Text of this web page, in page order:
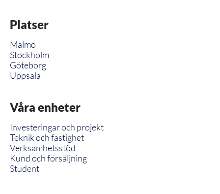
Platser
Malmö
Stockholm
Göteborg
Uppsala
Våra enheter
Investeringar och projekt
Teknik och fastighet
Verksamhetsstöd
Kund och försäljning
Student